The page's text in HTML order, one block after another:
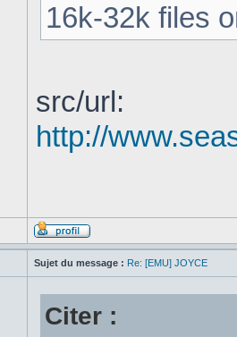
16k-32k files
src/url:
http://
Sujet du message : Re: [EMU] JOYCE
Citer :